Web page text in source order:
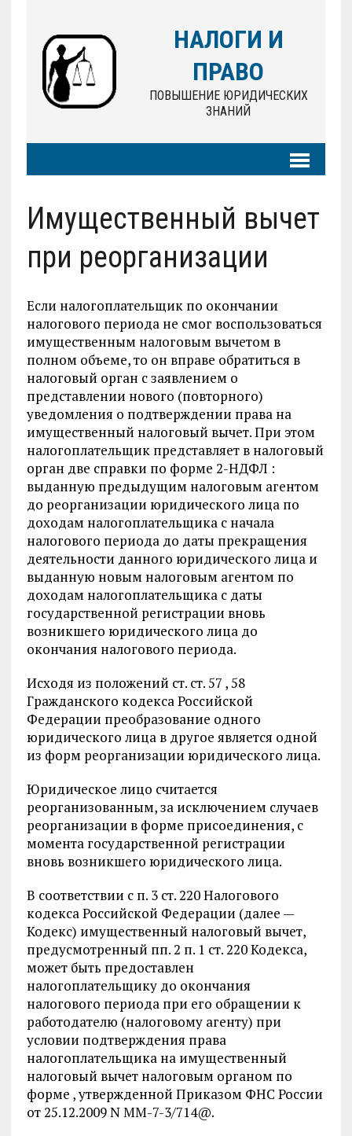
НАЛОГИ И
ПРАВО
ПОВЫШЕНИЕ ЮРИДИЧЕСКИХ
ЗНАНИЙ
Имущественный вычет
при реорганизации
Если налогоплательщик по окончании
налогового периода не смог воспользоваться
имущественным налоговым вычетом в
полном объеме, то он вправе обратиться в
налоговый орган с заявлением о
представлении нового (повторного)
уведомления о подтверждении права на
имущественный налоговый вычет. При этом
налогоплательщик представляет в налоговый
орган две справки по форме 2-НДФЛ :
выданную предыдущим налоговым агентом
до реорганизации юридического лица по
доходам налогоплательщика с начала
налогового периода до даты прекращения
деятельности данного юридического лица и
выданную новым налоговым агентом по
доходам налогоплательщика с даты
государственной регистрации вновь
возникшего юридического лица до
окончания налогового периода.
Исходя из положений ст. ст. 57 , 58
Гражданского кодекса Российской
Федерации преобразование одного
юридического лица в другое является одной
из форм реорганизации юридического лица.
Юридическое лицо считается
реорганизованным, за исключением случаев
реорганизации в форме присоединения, с
момента государственной регистрации
вновь возникшего юридического лица.
В соответствии с п. 3 ст. 220 Налогового
кодекса Российской Федерации (далее —
Кодекс) имущественный налоговый вычет,
предусмотренный пп. 2 п. 1 ст. 220 Кодекса,
может быть предоставлен
налогоплательщику до окончания
налогового периода при его обращении к
работодателю (налоговому агенту) при
условии подтверждения права
налогоплательщика на имущественный
налоговый вычет налоговым органом по
форме , утвержденной Приказом ФНС России
от 25.12.2009 N ММ-7-3/714@.